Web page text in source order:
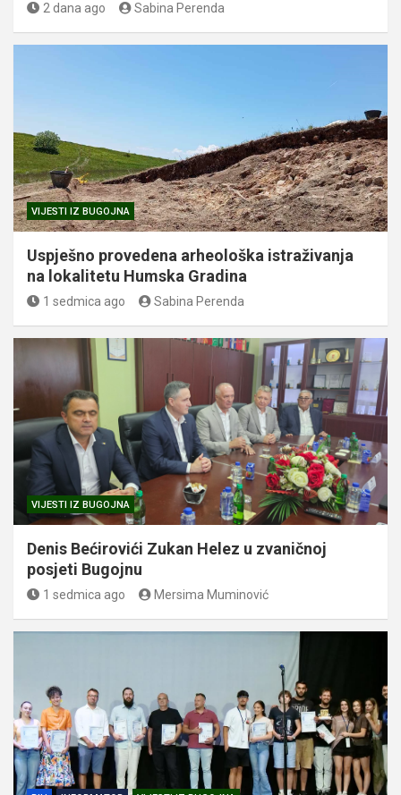
2 dana ago Sabina Perenda
VIJESTI IZ BUGOJNA
Uspješno provedena arheološka istraživanja
na lokalitetu Humska Gradina
1 sedmica ago Sabina Perenda
VIJESTI IZ BUGOJNA
Denis Bećirovići Zukan Helez u zvaničnoj
posjeti Bugojnu
1 sedmica ago Mersima Muminović